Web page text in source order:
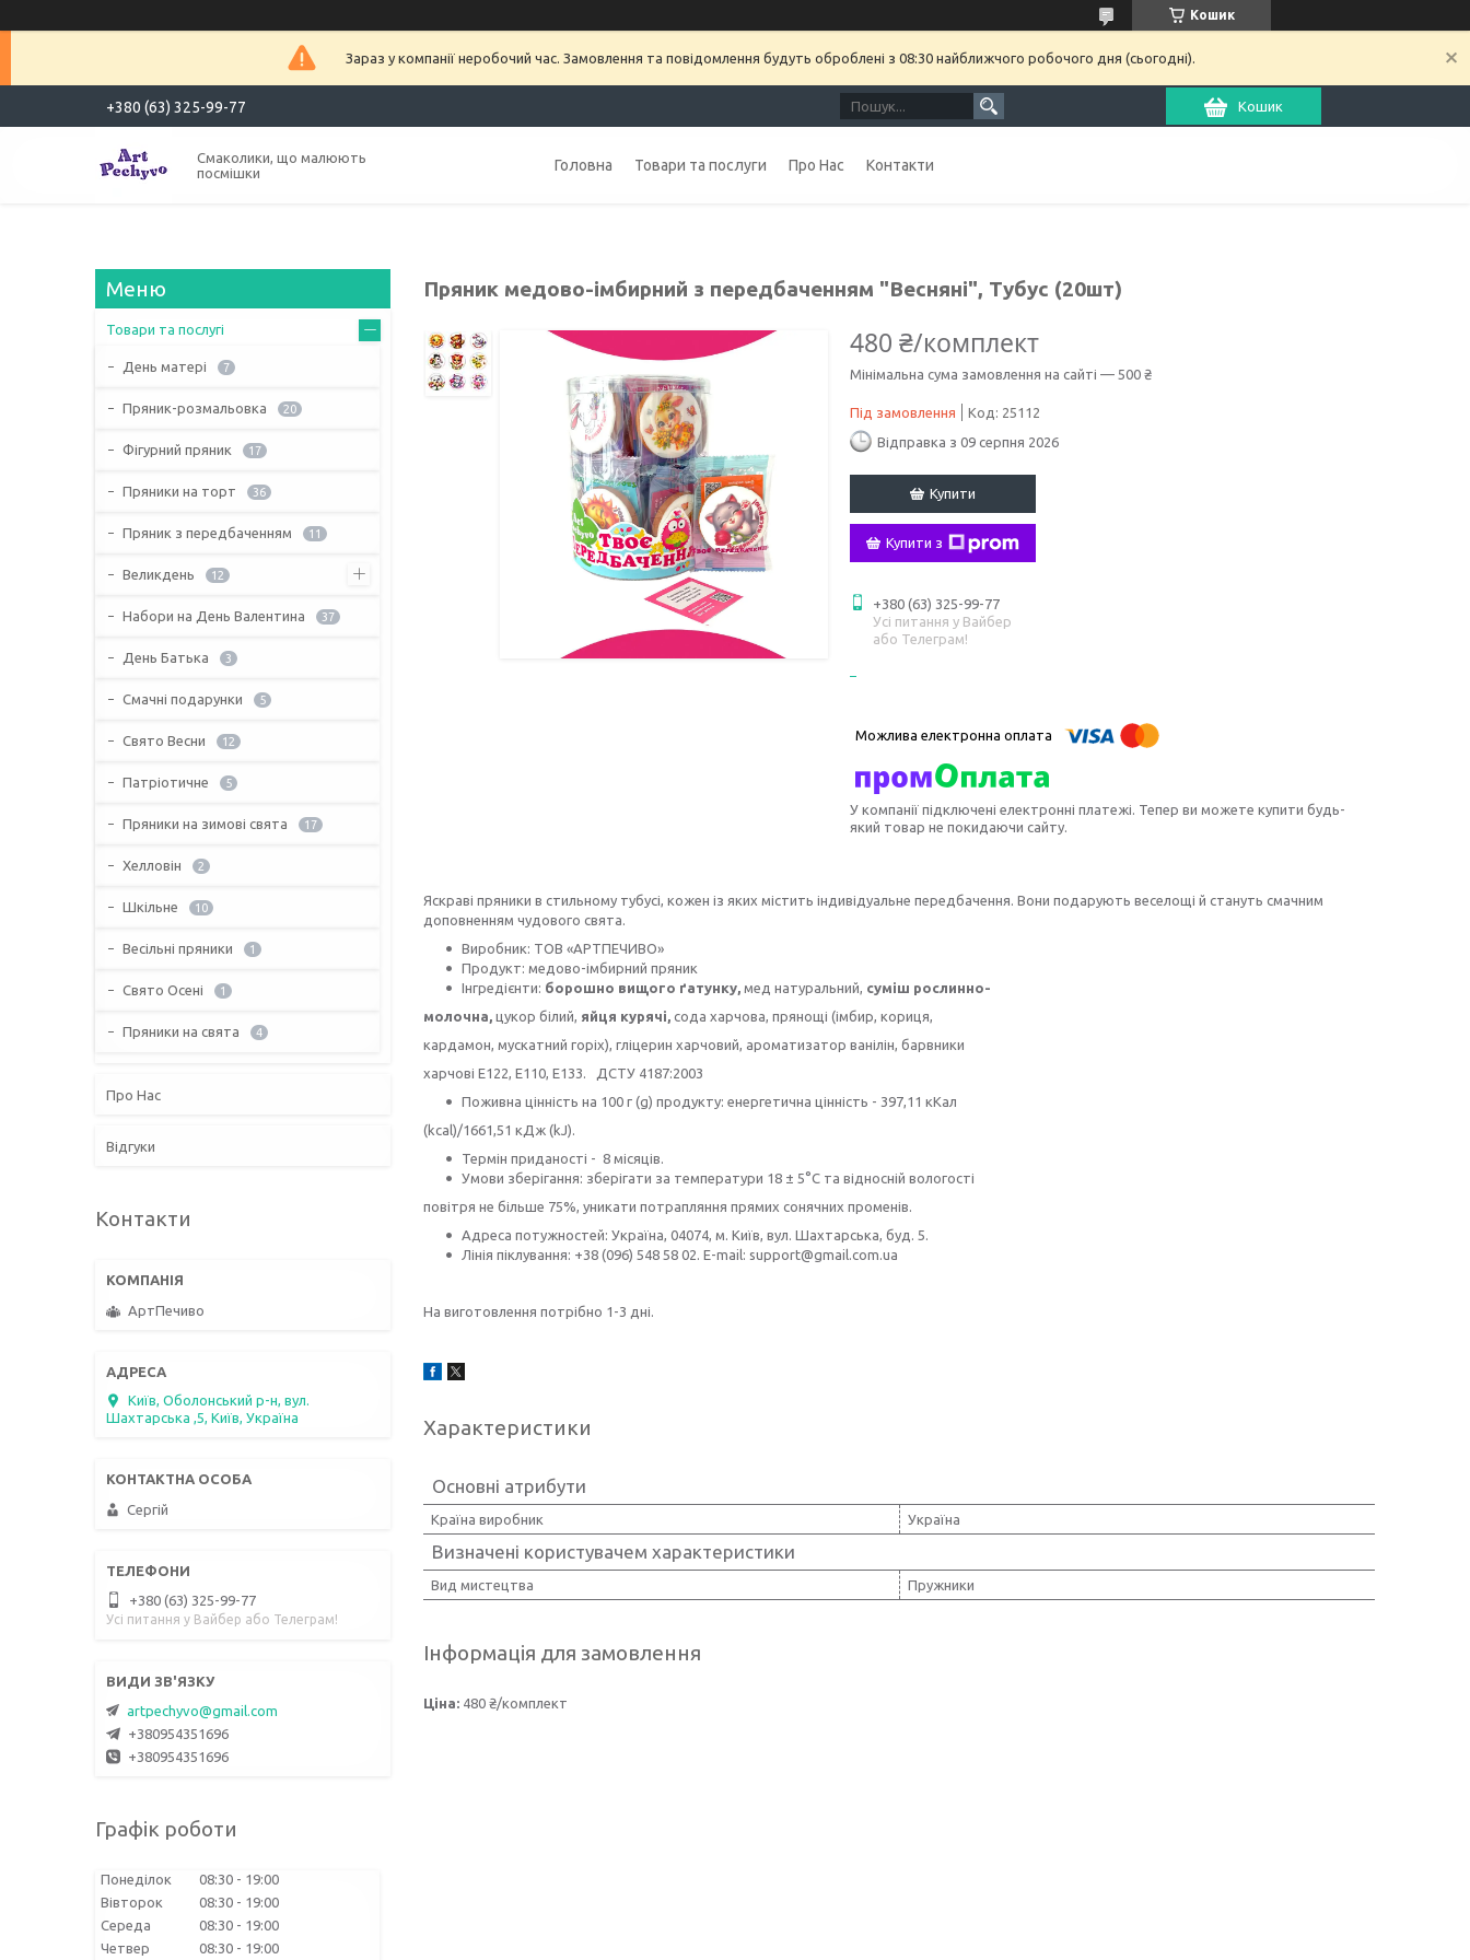
Кошик
Зараз у компанії неробочий час. Замовлення та повідомлення будуть оброблені з 08:30 найближчого робочого дня (сьогодні).
+380 (63) 325-99-77 Кошик
Смаколики, що малюють
посмішки
Головна Товари та послуги Про Нас Контакти
Пряник медово-імбирний з передбаченням "Весняні", Тубус (20шт)
480 ₴/комплект
Мінімальна сума замовлення на сайті — 500 ₴
Під замовлення Код: 25112
Відправка з 09 серпня 2026
Купити
Купити з
+380 (63) 325-99-77
Усі питання у Вайбер
або Телеграм!
У компанії підключені електронні платежі. Тепер ви можете купити будь-
який товар не покидаючи сайту.
Яскраві пряники в стильному тубусі, кожен із яких містить індивідуальне передбачення. Вони подарують веселощі й стануть смачним
доповненням чудового свята.
Виробник: ТОВ «АРТПЕЧИВО»
Продукт: медово-імбирний пряник
Інгредієнти: борошно вищого ґатунку, мед натуральний, суміш рослинно-
молочна, цукор білий, яйця курячі, сода харчова, прянощі (імбир, кориця,
кардамон, мускатний горіх), гліцерин харчовий, ароматизатор ванілін, барвники
харчові Е122, E110, E133. ДСТУ 4187:2003
Поживна цінність на 100 г (g) продукту: енергетична цінність - 397,11 кКал
(kcal)/1661,51 кДж (kJ).
Термін приданості - 8 місяців.
Умови зберігання: зберігати за температури 18 ± 5°C та відносній вологості
повітря не більше 75%, уникати потрапляння прямих сонячних променів.
Адреса потужностей: Україна, 04074, м. Київ, вул. Шахтарська, буд. 5.
Лінія піклування: +38 (096) 548 58 02. E-mail: support@gmail.com.ua
На виготовлення потрібно 1-3 дні.
Характеристики
Основні атрибути
Країна виробник Україна
Визначені користувачем характеристики
Вид мистецтва Пружники
Інформація для замовлення
Ціна: 480 ₴/комплект
Товари та послугі
День матері 7
Пряник-розмальовка 20
Фігурний пряник 17
Пряники на торт 36
Пряник з передбаченням 11
Великдень 12
Набори на День Валентина 37
День Батька 3
Смачні подарунки 5
Свято Весни 12
Патріотичне 5
Пряники на зимові свята 17
Хелловін 2
Шкільне 10
Весільні пряники 1
Свято Осені 1
Пряники на свята 4
Про Нас
Відгуки
Контакти
АртПечиво
Київ, Оболонський р-н, вул.
Шахтарська ,5, Київ, Україна
Сергій
+380 (63) 325-99-77
Усі питання у Вайбер або Телеграм!
artpechyvo@gmail.com
+380954351696
+380954351696
Графік роботи
Понеділок 08:30
19:00
Вівторок
08:30
19:00
Середа
08:30
19:00
Четвер
08:30 19:00